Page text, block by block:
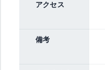
アクセス
備考